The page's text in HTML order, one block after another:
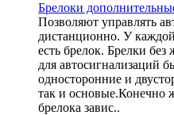
Брелоки
Позволяют управлять
дистанционно. У
есть брелок. Брелки без
для автосигнализаций
односторонние и
так и основые.Конечно
брелока завис..